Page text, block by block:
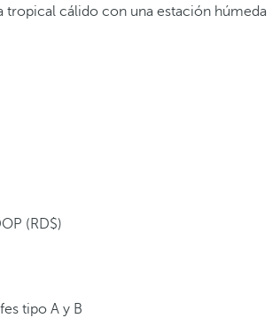
tropical cálido con una estación húmeda
(RD$)
tipo A y B